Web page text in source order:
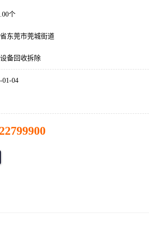
个
东莞市莞城街道
备回收拆除
01-04